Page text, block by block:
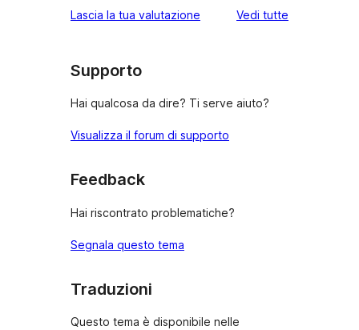
Lascia la tua valutazione Vedi tutte
Supporto
Hai qualcosa da dire? Ti serve aiuto?
Visualizza il forum di supporto
Feedback
Hai riscontrato problematiche?
Segnala questo tema
Traduzioni
Questo tema è disponibile nelle